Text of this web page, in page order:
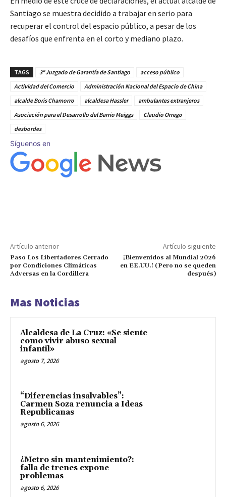
Santiago se muestra decidido a trabajar en serio para
recuperar el control del espacio público, a pesar de los
desafíos que enfrenta en el corto y mediano plazo.
TAGS 3º Juzgado de Garantía de Santiago
acceso público
Actividad del Comercio
Administración Nacional del Espacio de China
alcalde Boris Chamorro
alcaldesa Hassler
ambulantes extranjeros
Asociación para el Desarrollo del Barrio Meiggs
Claudio Orrego
desbordes
Síguenos en
Artículo anterior
Paso Los Libertadores Cerrado
por Condiciones Climáticas
Adversas en la Cordillera
Artículo siguiente
¡Bienvenidos al Mundial 2026
en EE.UU.! (Pero no se queden
después)
Mas Noticias
Alcaldesa de La Cruz: «Se siente
como vivir abuso sexual
infantil»
agosto 7, 2026
“Diferencias insalvables”:
Carmen Soza renuncia a Ideas
Republicanas
agosto 6, 2026
¿Metro sin mantenimiento?:
falla de trenes expone
problemas
agosto 6, 2026